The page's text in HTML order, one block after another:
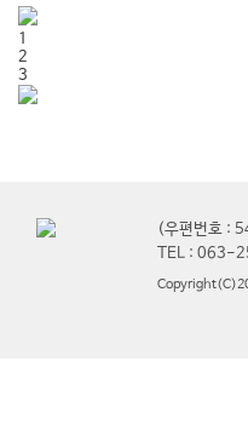
1
2
3
(우편번호 :
TEL : 063-